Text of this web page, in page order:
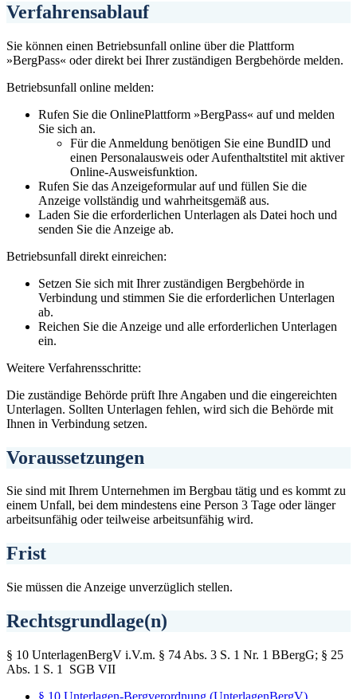
Verfahrensablauf
Sie können einen Betriebsunfall online über die Plattform
»BergPass« oder direkt bei Ihrer zuständigen Bergbehörde melden.
Betriebsunfall online melden:
Rufen Sie die OnlinePlattform »BergPass« auf und melden
Sie sich an.
Für die Anmeldung benötigen Sie eine BundID und
einen Personalausweis oder Aufenthaltstitel mit aktiver
Online-Ausweisfunktion.
Rufen Sie das Anzeigeformular auf und füllen Sie die
Anzeige vollständig und wahrheitsgemäß aus.
Laden Sie die erforderlichen Unterlagen als Datei hoch und
senden Sie die Anzeige ab.
Betriebsunfall direkt einreichen:
Setzen Sie sich mit Ihrer zuständigen Bergbehörde in
Verbindung und stimmen Sie die erforderlichen Unterlagen
ab.
Reichen Sie die Anzeige und alle erforderlichen Unterlagen
ein.
Weitere Verfahrensschritte:
Die zuständige Behörde prüft Ihre Angaben und die eingereichten
Unterlagen. Sollten Unterlagen fehlen, wird sich die Behörde mit
Ihnen in Verbindung setzen.
Voraussetzungen
Sie sind mit Ihrem Unternehmen im Bergbau tätig und es kommt zu
einem Unfall, bei dem mindestens eine Person 3 Tage oder länger
arbeitsunfähig oder teilweise arbeitsunfähig wird.
Frist
Sie müssen die Anzeige unverzüglich stellen.
Rechtsgrundlage(n)
§ 10 UnterlagenBergV i.V.m. § 74 Abs. 3 S. 1 Nr. 1 BBergG; § 25
Abs. 1 S. 1 SGB VII
§ 10 Unterlagen-Bergverordnung (UnterlagenBergV)